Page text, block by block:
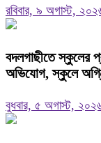
রবিবার, ৯ অগাস্ট,
বদলগাছীতে স্কুলের
অভিযোগ, স্কুলে
বুধবার, ৫ অগাস্ট,